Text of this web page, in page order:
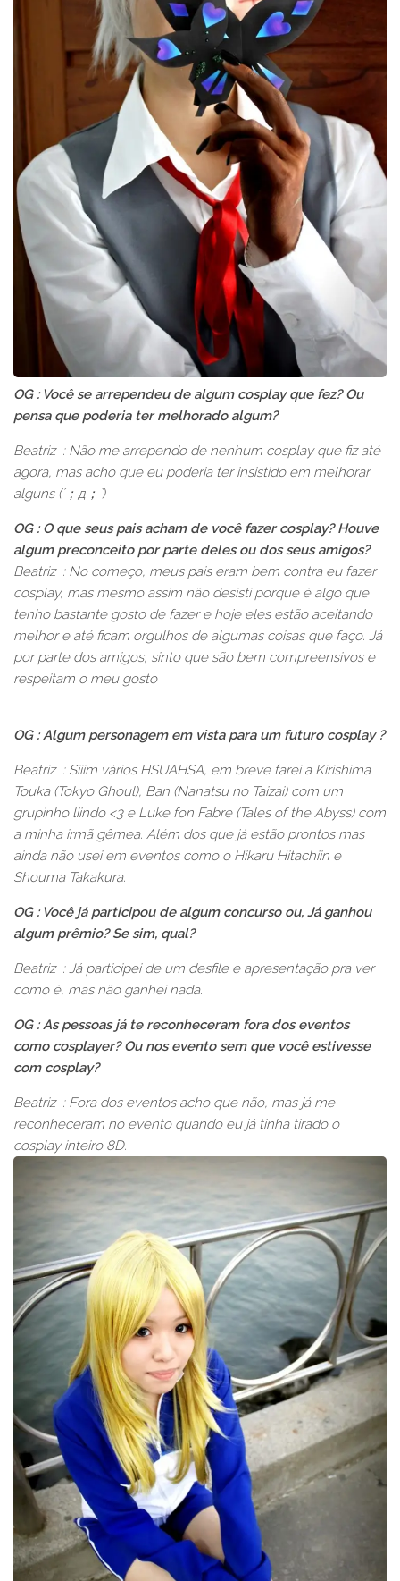
OG : Você se arrependeu de algum cosplay que fez? Ou
pensa que poderia ter melhorado algum?
Beatriz : Não me arrependo de nenhum cosplay que fiz até
agora, mas acho que eu poderia ter insistido em melhorar
alguns (´；д； `)
OG : O que seus pais acham de você fazer cosplay? Houve
algum preconceito por parte deles ou dos seus amigos?
Beatriz : No começo, meus pais eram bem contra eu fazer
cosplay, mas mesmo assim não desisti porque é algo que
tenho bastante gosto de fazer e hoje eles estão aceitando
melhor e até ficam orgulhos de algumas coisas que faço. Já
por parte dos amigos, sinto que são bem compreensivos e
respeitam o meu gosto .
OG : Algum personagem em vista para um futuro cosplay ?
Beatriz : Siiim vários HSUAHSA, em breve farei a Kirishima
Touka (Tokyo Ghoul), Ban (Nanatsu no Taizai) com um
grupinho liindo <3 e Luke fon Fabre (Tales of the Abyss) com
a minha irmã gêmea. Além dos que já estão prontos mas
ainda não usei em eventos como o Hikaru Hitachiin e
Shouma Takakura.
OG : Você já participou de algum concurso ou, Já ganhou
algum prêmio? Se sim, qual?
Beatriz : Já participei de um desfile e apresentação pra ver
como é, mas não ganhei nada.
OG : As pessoas já te reconheceram fora dos eventos
como cosplayer? Ou nos evento sem que você estivesse
com cosplay?
Beatriz : Fora dos eventos acho que não, mas já me
reconheceram no evento quando eu já tinha tirado o
cosplay inteiro 8D.